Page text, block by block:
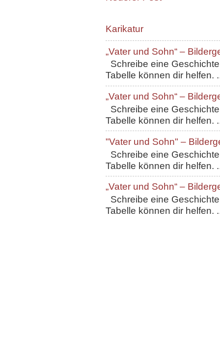
Karikatur
„Vater und Sohn“ –
Schreibe eine
Tabelle können dir helfen.
„Vater und Sohn“ –
Schreibe eine
Tabelle können dir helfen.
"Vater und Sohn" –
Schreibe eine
Tabelle können dir helfen.
„Vater und Sohn“ –
Schreibe eine
Tabelle können dir helfen.